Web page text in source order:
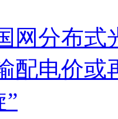
网分布式
配电价
”